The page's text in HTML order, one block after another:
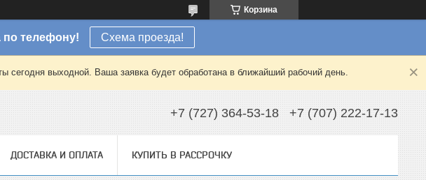
Корзина
по телефону! Схема проезда!
сегодня выходной. Ваша заявка будет обработана в ближайший рабочий день.
+7 (727) 364-53-18 +7 (707) 222-17-13
ДОСТАВКА И ОПЛАТА КУПИТЬ В РАССРОЧКУ